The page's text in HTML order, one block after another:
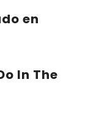
en
In The